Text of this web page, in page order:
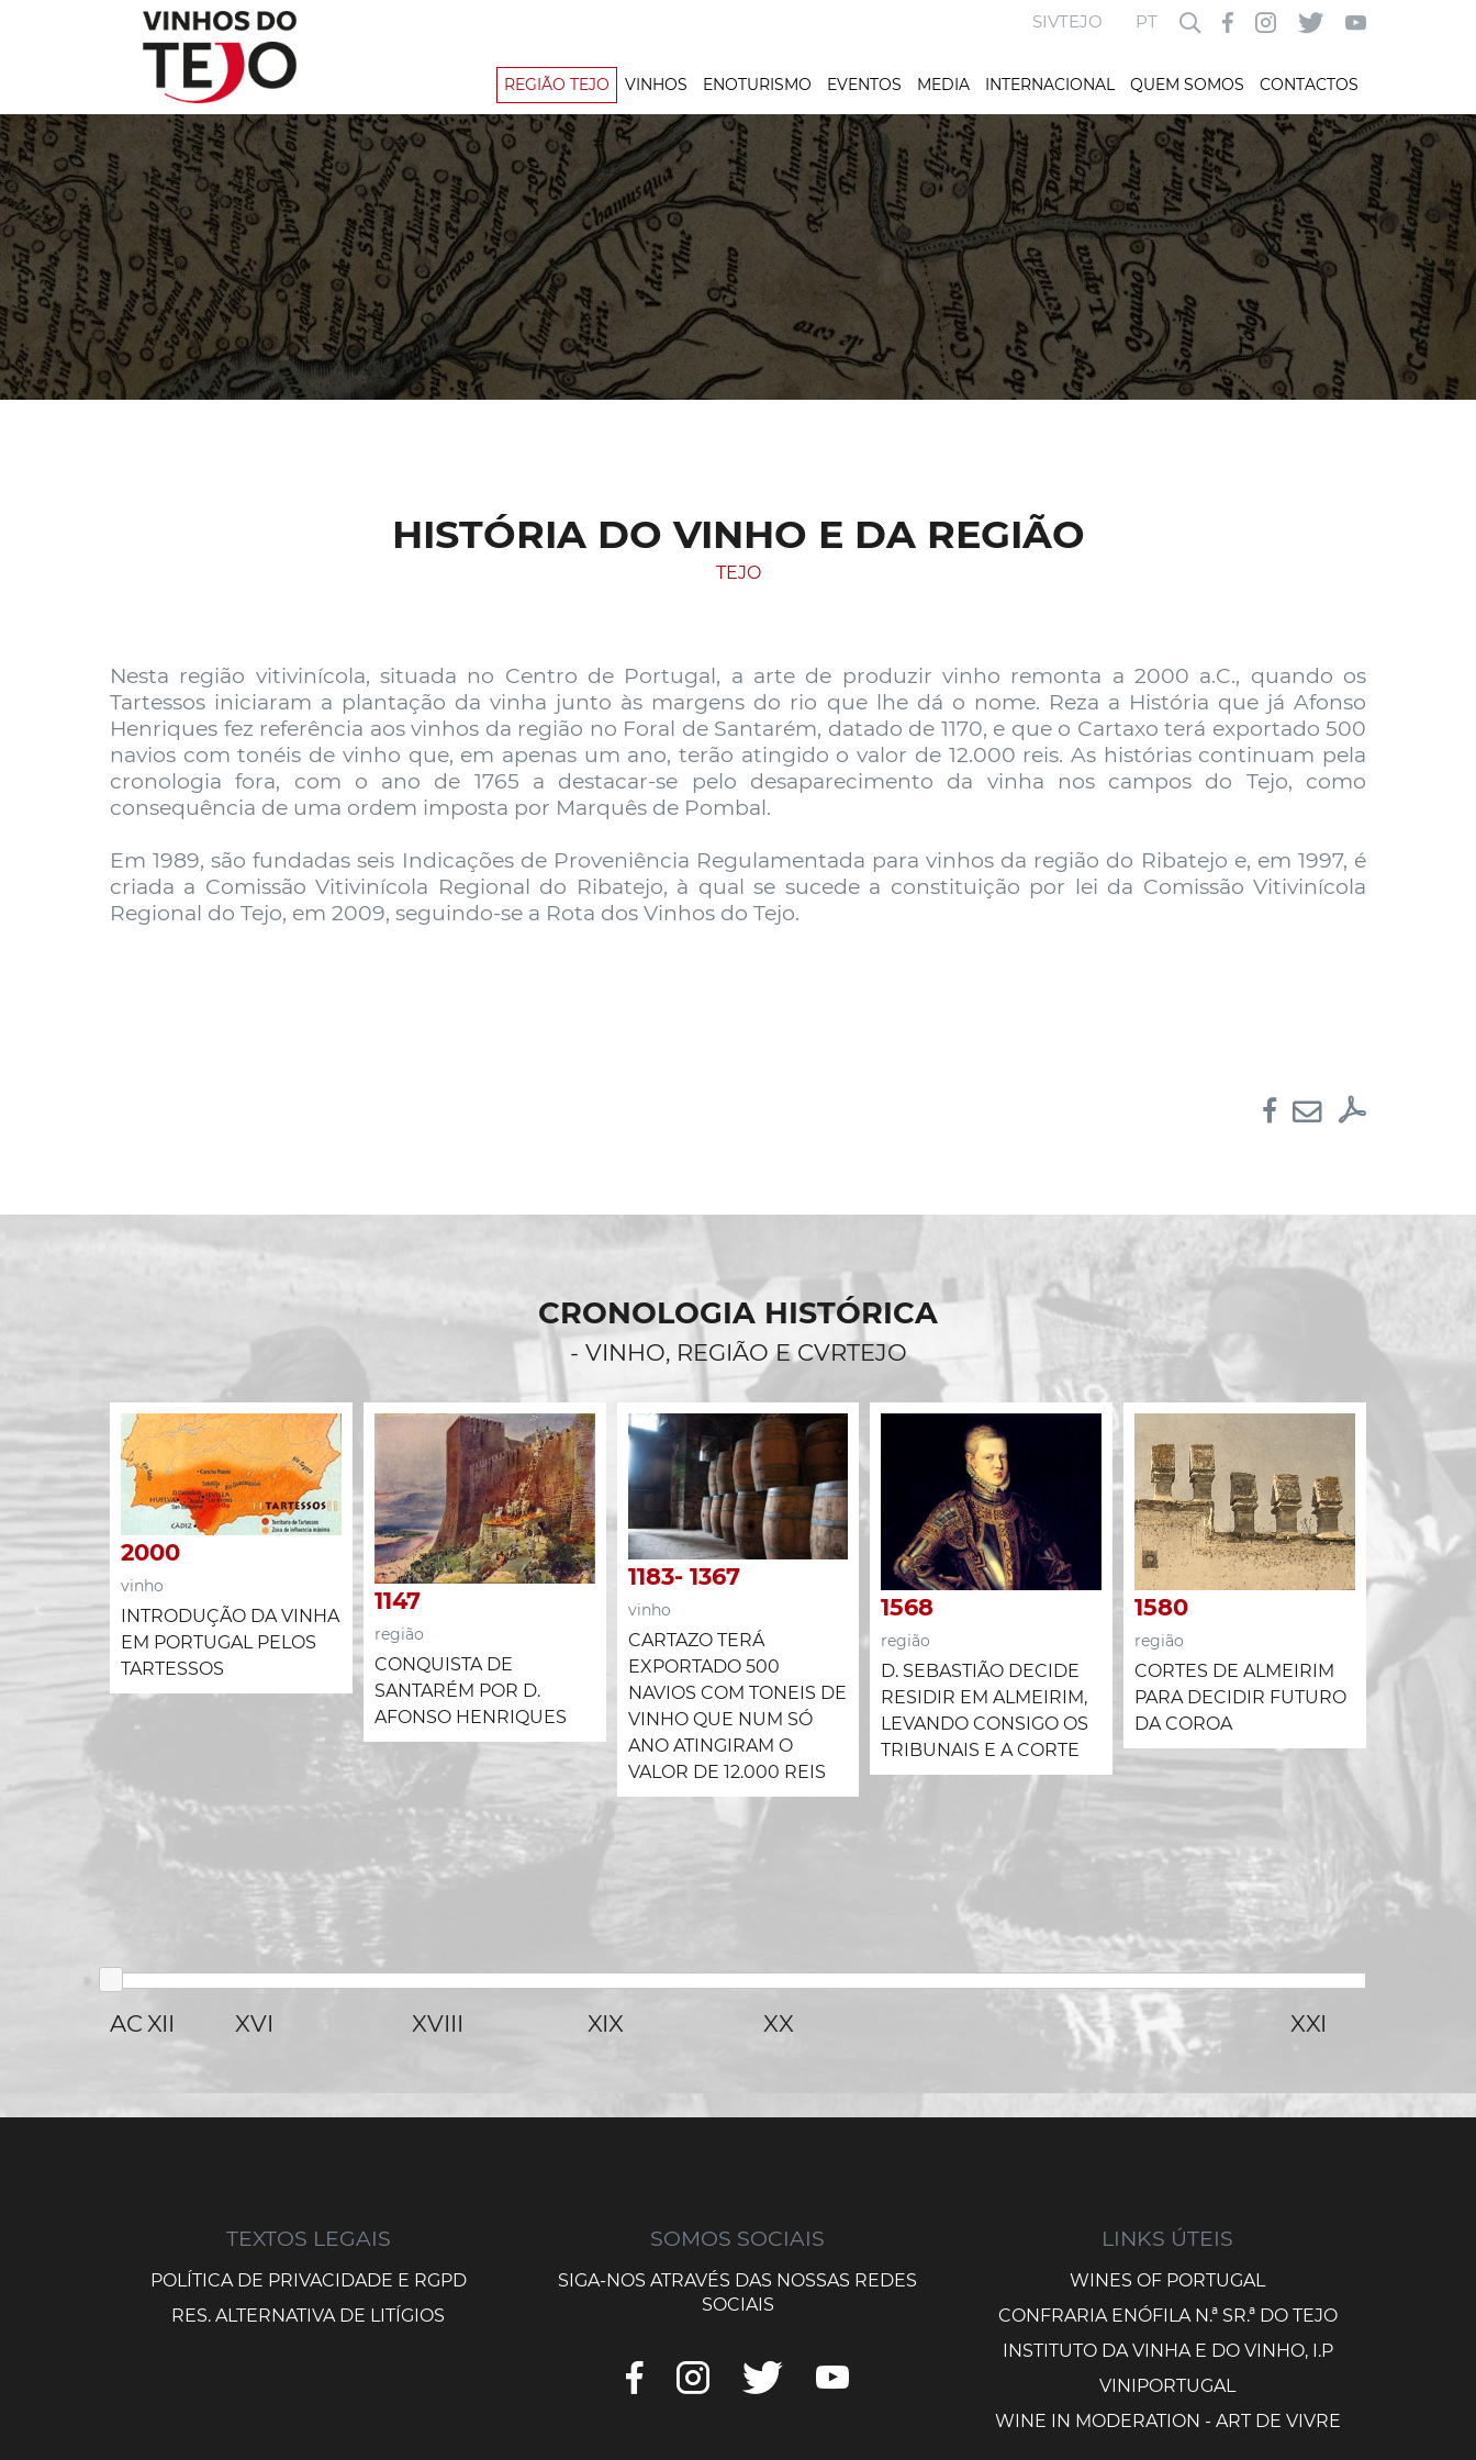
SIVTEJO PT
REGIÃO TEJO VINHOS ENOTURISMO EVENTOS MEDIA INTERNACIONAL QUEM SOMOS CONTACTOS
HISTÓRIA DO VINHO E DA REGIÃO
TEJO
Nesta região vitivinícola, situada no Centro de Portugal, a arte de produzir vinho remonta a 2000 a.C., quando os
Tartessos iniciaram a plantação da vinha junto às margens do rio que lhe dá o nome. Reza a História que já Afonso
Henriques fez referência aos vinhos da região no Foral de Santarém, datado de 1170, e que o Cartaxo terá exportado 500
navios com tonéis de vinho que, em apenas um ano, terão atingido o valor de 12.000 reis. As histórias continuam pela
cronologia fora, com o ano de 1765 a destacar-se pelo desaparecimento da vinha nos campos do Tejo, como
consequência de uma ordem imposta por Marquês de Pombal.
Em 1989, são fundadas seis Indicações de Proveniência Regulamentada para vinhos da região do Ribatejo e, em 1997, é
criada a Comissão Vitivinícola Regional do Ribatejo, à qual se sucede a constituição por lei da Comissão Vitivinícola
Regional do Tejo, em 2009, seguindo-se a Rota dos Vinhos do Tejo.
CRONOLOGIA HISTÓRICA
- VINHO, REGIÃO E CVRTEJO
2000
vinho
INTRODUÇÃO DA VINHA
EM PORTUGAL PELOS
TARTESSOS
1147
região
CONQUISTA DE
SANTARÉM POR D.
AFONSO HENRIQUES
1183- 1367
vinho
CARTAZO TERÁ
EXPORTADO 500
NAVIOS COM TONEIS DE
VINHO QUE NUM SÓ
ANO ATINGIRAM O
VALOR DE 12.000 REIS
1568
região
D. SEBASTIÃO DECIDE
RESIDIR EM ALMEIRIM,
LEVANDO CONSIGO OS
TRIBUNAIS E A CORTE
1580
região
CORTES DE ALMEIRIM
PARA DECIDIR FUTURO
DA COROA
1580
região
16 DE
A
AC XII XVI XVIII XIX XX XXI
TEXTOS LEGAIS
POLÍTICA DE PRIVACIDADE E RGPD
RES. ALTERNATIVA DE LITÍGIOS
SOMOS SOCIAIS
SIGA-NOS ATRAVÉS DAS NOSSAS REDES
SOCIAIS
LINKS ÚTEIS
WINES OF PORTUGAL
CONFRARIA ENÓFILA N.ª SR.ª DO TEJO
INSTITUTO DA VINHA E DO VINHO, I.P
VINIPORTUGAL
WINE IN MODERATION - ART DE VIVRE